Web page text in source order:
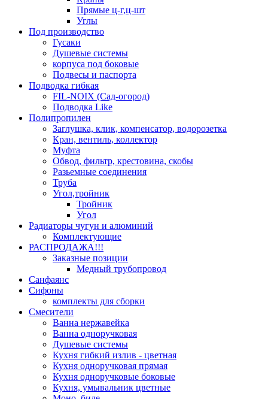
Прямые ц-г,ц-шт
Углы
Под производство
Гусаки
Душевые системы
корпуса под боковые
Подвесы и паспорта
Подводка гибкая
FIL-NOIX (Сад-огород)
Подводка Like
Полипропилен
Заглушка, клик, компенсатор, водорозетка
Кран, вентиль, коллектор
Муфта
Обвод, фильтр, крестовина, скобы
Разьемные соединения
Труба
Угол,тройник
Тройник
Угол
Радиаторы чугун и алюминий
Комплектующие
РАСПРОДАЖА!!!
Заказные позиции
Медный трубопровод
Санфаянс
Сифоны
комплекты для сборки
Смесители
Ванна нержавейка
Ванна одноручковая
Душевые системы
Кухня гибкий излив - цветная
Кухня одноручковая прямая
Кухня одноручковые боковые
Кухня, умывальник цветные